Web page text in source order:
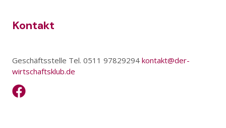
Kontakt
Geschäftsstelle Tel. 0511 97829294 kontakt@der-
wirtschaftsklub.de